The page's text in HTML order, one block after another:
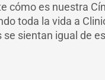
cómo es nuestra
toda la vida a
sientan igual de